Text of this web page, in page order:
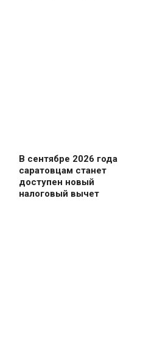
В сентябре 2026 года
саратовцам станет
доступен новый
налоговый вычет